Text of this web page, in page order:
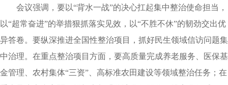
会议强调，要以“背水一战”的决心扛起集中整治使命担当，
以“超常奋进”的举措狠抓落实见效，以“不胜不休”的韧劲交出优
异答卷。要纵深推进全国性整治项目，抓好民生领域信访问题集
中治理。在重点整治项目方面，要高质量完成养老服务、医保基
金管理、农村集体“三资”、高标准农田建设等领域整治任务；在